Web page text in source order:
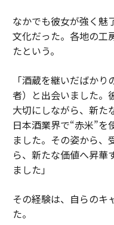
なかでも彼女が強く魅
文化だった。各地の工
たという。
「酒蔵を継いだばか
者）と出会いました。
大切にしながら、新た
日本酒業界で“赤米”を
ました。その姿から、
ら、新たな価値へ昇華
ました」
その経験は、自らのキ
た。